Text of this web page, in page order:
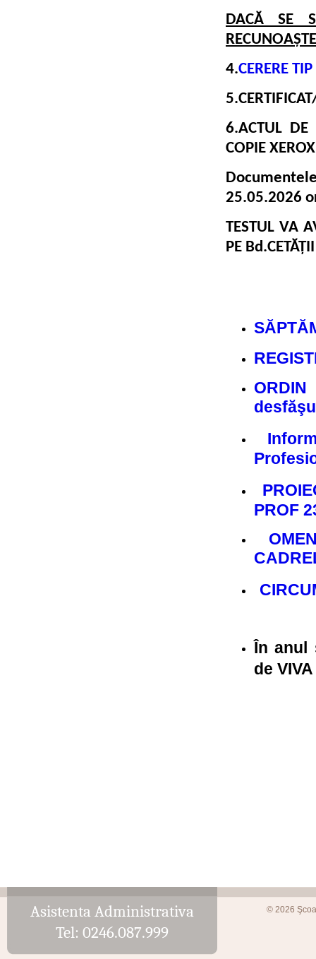
DACĂ SE
4.CERERE
6.ACTUL DE
COPIE XEROX
25.05.2026
TESTUL VA
PE
PROF
În anul
de
Asistenta Administrativa
Tel: 0246.087.999
© 2026